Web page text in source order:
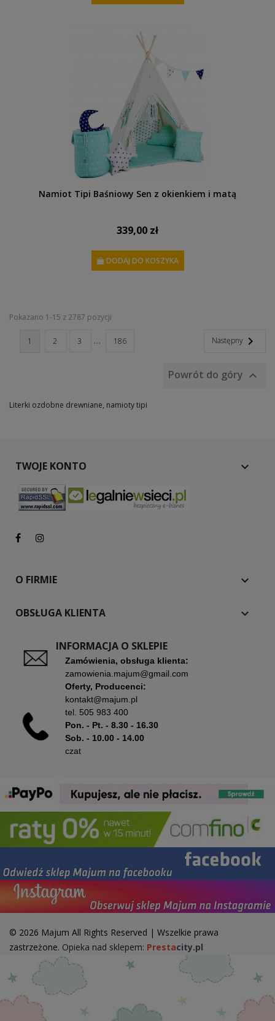
Namiot Tipi Baśniowy Sen z okienkiem i matą
339,00 zł
DODAJ DO KOSZYKA
Pokazano 1-15 z 2787 pozycji
1 2 3 … 186 Następny 
Powrót do góry 
Literki ozdobne drewniane, namioty tipi
TWOJE KONTO 
O FIRMIE 
OBSŁUGA KLIENTA 
INFORMACJA O SKLEPIE
Zamówienia, obsługa klienta:
zamowienia.majum@gmail.com
Oferty, Producenci:
kontakt@majum.pl
tel. 505 983 400
Pon. - Pt. - 8.30 - 16.30
Sob. - 10.00 - 14.00
czat
© 2026 Majum All Rights Reserved | Wszelkie prawa
zastrzeżone. Opieka nad sklepem: Prestacity.pl